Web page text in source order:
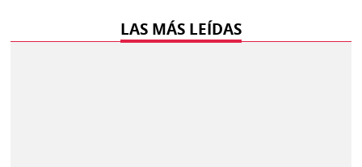
LAS MÁS LEÍDAS